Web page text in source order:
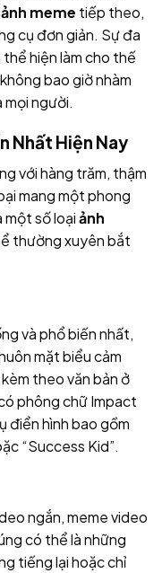
ảnh meme tiếp theo,
cụ đơn giản. Sự đa
hiện làm cho thế
bao giờ nhàm
mọi người.
Nhất Hiện Nay
với hàng trăm, thậm
mang một phong
một số loạiảnh
thường xuyên bắt
và phổ biến nhất,
mặt biểu cảm
theo văn bản ở
phông chữ Impact
điển hình bao gồm
“Success Kid”.
ngắn, meme video
có thể là những
tiếng lại hoặc chỉ